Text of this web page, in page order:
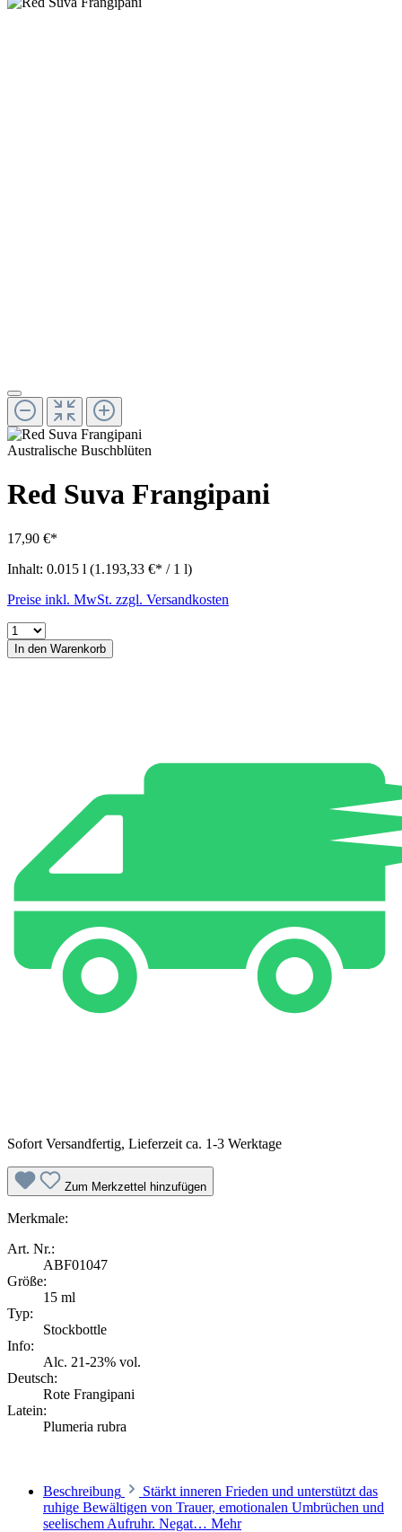
Australische Buschblüten
Red Suva Frangipani
17,90 €*
Inhalt: 0.015 l (1.193,33 €* / 1 l)
Preise inkl. MwSt. zzgl. Versandkosten
In den Warenkorb
Sofort Versandfertig, Lieferzeit ca. 1-3 Werktage
Zum Merkzettel hinzufügen
Merkmale:
Art. Nr.:
ABF01047
Größe:
15 ml
Typ:
Stockbottle
Info:
Alc. 21-23% vol.
Deutsch:
Rote Frangipani
Latein:
Plumeria rubra
Beschreibung
Stärkt inneren Frieden und unterstützt das
ruhige Bewältigen von Trauer, emotionalen Umbrüchen und
seelischem Aufruhr. Negat… Mehr